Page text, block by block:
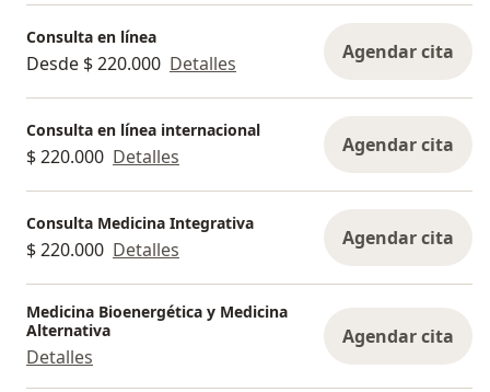
Consulta en línea
Desde $ 220.000 Detalles Agendar cita
Consulta en línea internacional
$ 220.000 Detalles Agendar cita
Consulta Medicina Integrativa
$ 220.000 Detalles Agendar cita
Medicina Bioenergética y Medicina
Alternativa
Detalles
Agendar cita